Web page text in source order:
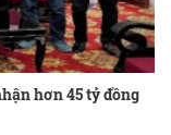
hơn 45 tỷ đồng